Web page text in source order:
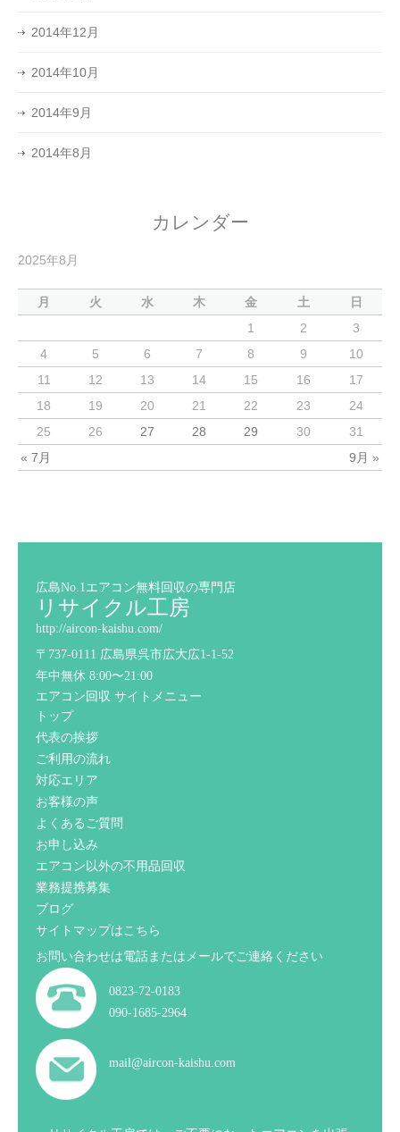
2014年12月
2014年10月
2014年9月
2014年8月
カレンダー
2025年8月
月 火 水 木 金 土 日
« 7月 9月 »
1 2
3
4
5 6 7 8 9
10
11
12 13 14 15 16
17
18
19 20 21 22 23
24
25
26 27 28 29 30 31
広島No.1エアコン無料回収の専門店
リサイクル工房
http://aircon-kaishu.com/
〒737-0111 広島県呉市広大広1-1-52
年中無休 8:00〜21:00
エアコン回収 サイトメニュー
トップ
代表の挨拶
ご利用の流れ
対応エリア
お客様の声
よくあるご質問
お申し込み
エアコン以外の不用品回収
業務提携募集
ブログ
サイトマップはこちら
お問い合わせは電話またはメールでご連絡ください
0823-72-0183
090-1685-2964
mail@aircon-kaishu.com